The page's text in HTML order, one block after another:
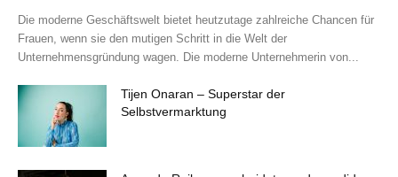
Die moderne Geschäftswelt bietet heutzutage zahlreiche Chancen für
Frauen, wenn sie den mutigen Schritt in die Welt der
Unternehmensgründung wagen. Die moderne Unternehmerin von...
Tijen Onaran – Superstar der
Selbstvermarktung